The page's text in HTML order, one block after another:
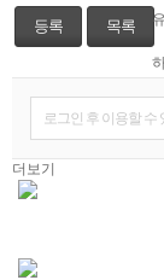
등록 목록
로그인 후 이용할 수
더보기